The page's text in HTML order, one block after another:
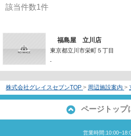
該当件数1件
福島屋 立川店
東京都立川市栄町５丁目
-
株式会社グレイスセブンTOP > 周辺施設案内 >
ページトップ
営業時間